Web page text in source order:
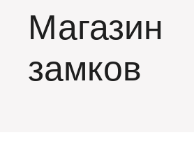
Магазин
замков